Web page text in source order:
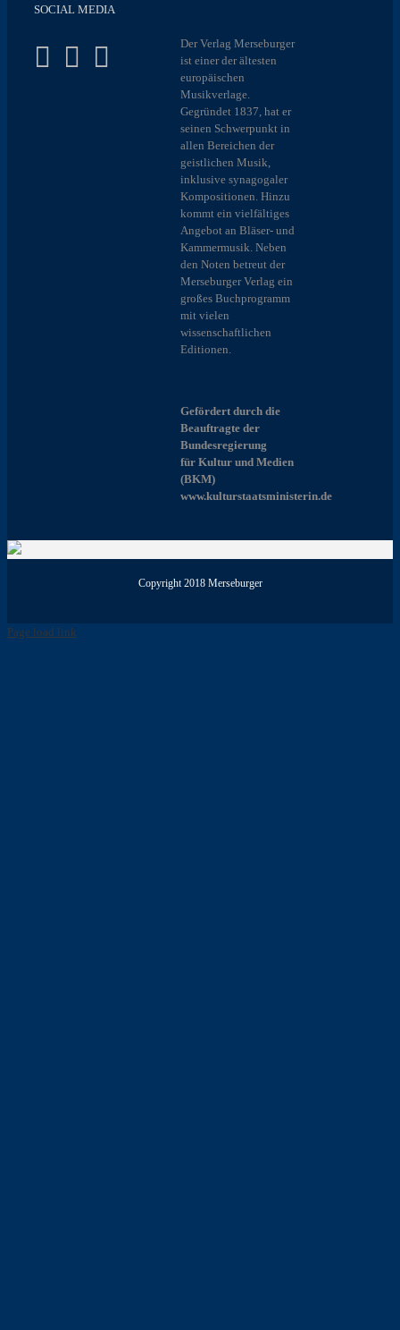
SOCIAL MEDIA
Der Verlag Merseburger
ist einer der ältesten
europäischen
Musikverlage.
Gegründet 1837, hat er
seinen Schwerpunkt in
allen Bereichen der
geistlichen Musik,
inklusive synagogaler
Kompositionen. Hinzu
kommt ein vielfältiges
Angebot an Bläser- und
Kammermusik. Neben
den Noten betreut der
Merseburger Verlag ein
großes Buchprogramm
mit vielen
wissenschaftlichen
Editionen.
Gefördert durch die
Beauftragte der
Bundesregierung
für Kultur und Medien
(BKM)
www.kulturstaatsministerin.de
Copyright 2018 Merseburger
Page load link